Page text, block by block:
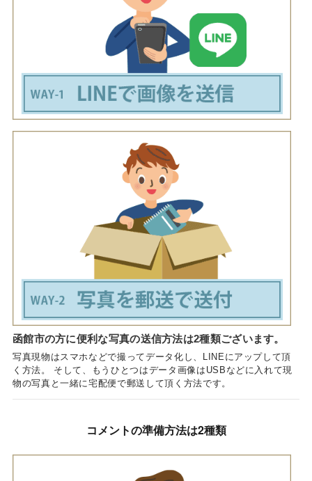
函館市の方に便利な写真の送信方法は2種類ございます。
写真現物はスマホなどで撮ってデータ化し、LINEにアップして頂
く方法。 そして、もうひとつはデータ画像はUSBなどに入れて現
物の写真と一緒に宅配便で郵送して頂く方法です。
コメントの準備方法は2種類